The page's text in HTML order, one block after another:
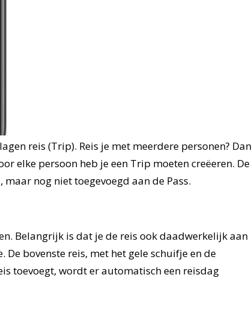
reis (Trip). Reis je met meerdere personen? Dan
elke persoon heb je een Trip moeten creëeren. De
nog niet toegevoegd aan de Pass.
Belangrijk is dat je de reis ook daadwerkelijk aan
bovenste reis, met het gele schuifje en de
toevoegt, wordt er automatisch een reisdag